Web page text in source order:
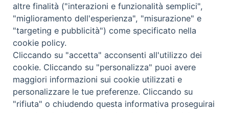
sede: Casa Sant'Andrea
via Valmarana, 20 – 35133 Padova
instagram:@casasantandreapadova
e mail:casasantandreapadova@gmail.com
Copyright© ChiesadiPadova2022
altre finalità ("interazioni e funzionalità semplici",
"miglioramento dell'esperienza", "misurazione" e
"targeting e pubblicità") come specificato nella
cookie policy.
Cliccando su "accetta" acconsenti all'utilizzo dei
cookie. Cliccando su "personalizza" puoi avere
maggiori informazioni sui cookie utilizzati e
personalizzare le tue preferenze. Cliccando su
"rifiuta" o chiudendo questa informativa proseguirai